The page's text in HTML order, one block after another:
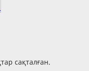
сақталған.